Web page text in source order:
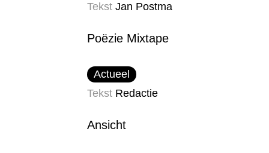
Tekst Jan Postma
Poëzie Mixtape
Actueel
Tekst Redactie
Ansicht